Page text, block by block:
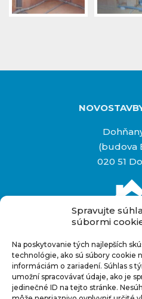
Spravujte
súbormi
Na poskytovanie tých najlepších
technológie, ako sú súbory cookie
informáciám o zariadení. Súhlas s
umožní spracovávať údaje, ako je
jedinečné ID na tejto stránke.
(budova
020 51
Rýchly
+421 948